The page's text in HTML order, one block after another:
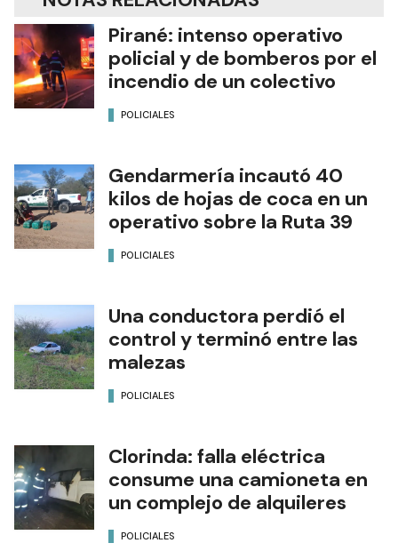
Pirané: intenso operativo
policial y de bomberos por el
incendio de un colectivo
POLICIALES
Gendarmería incautó 40
kilos de hojas de coca en un
operativo sobre la Ruta 39
POLICIALES
Una conductora perdió el
control y terminó entre las
malezas
POLICIALES
Clorinda: falla eléctrica
consume una camioneta en
un complejo de alquileres
POLICIALES